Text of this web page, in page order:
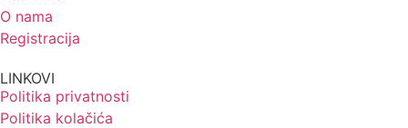
O nama
Registracija
LINKOVI
Politika privatnosti
Politika kolačića